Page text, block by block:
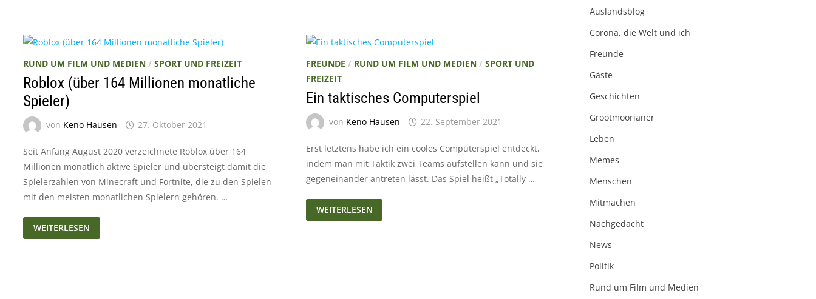
RUND UM FILM UND MEDIEN /SPORT UND FREIZEIT
Roblox (über 164 Millionen monatliche
Spieler)
von Keno Hausen 27. Oktober 2021
Seit Anfang August 2020 verzeichnete Roblox über 164
Millionen monatlich aktive Spieler und übersteigt damit die
Spielerzahlen von Minecraft und Fortnite, die zu den Spielen
mit den meisten monatlichen Spielern gehören. …
ROBLOX
(ÜBER
164
WEITERLESEN
FREUNDE / RUND UM FILM UND MEDIEN/ SPORT UND
FREIZEIT
Ein taktisches Computerspiel
von Keno Hausen 22. September 2021
Erst letztens habe ich ein cooles Computerspiel entdeckt,
indem man mit Taktik zwei Teams aufstellen kann und sie
gegeneinander antreten lässt. Das Spiel heißt „Totally …
EIN
TAKTISCHES
COMPUTERSPIEL
WEITERLESEN
Auslandsblog
Corona, die Welt und ich
Freunde
Gäste
Geschichten
Grootmoorianer
Leben
Memes
Menschen
Mitmachen
Nachgedacht
News
Politik
Rund um Film und Medien